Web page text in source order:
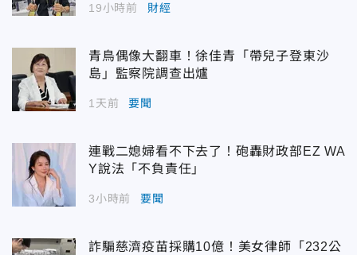
19小時前 財經
青鳥偶像大翻車！徐佳青「帶兒子登東沙
島」監察院調查出爐
1天前 要聞
連戰二媳婦看不下去了！砲轟財政部EZ WA
Y說法「不負責任」
3小時前 要聞
詐騙慈濟疫苗採購10億！美女律師「232公